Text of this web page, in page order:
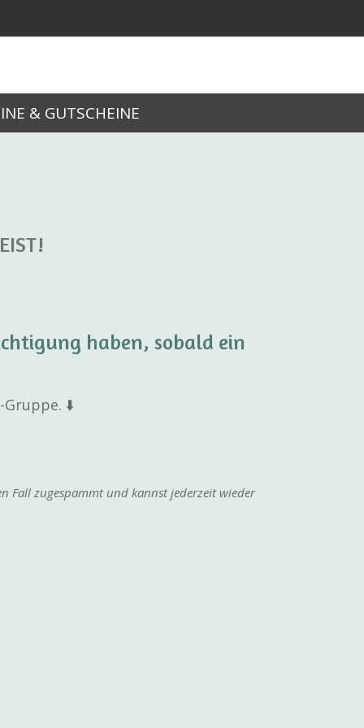
& GUTSCHEINE
haben, sobald ein
⬇️
Fall zugespammt und kannst jederzeit wieder